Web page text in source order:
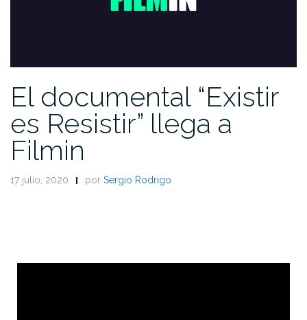
El documental “Existir
es Resistir” llega a
Filmin
17 julio, 2020 por Sergio Rodrigo